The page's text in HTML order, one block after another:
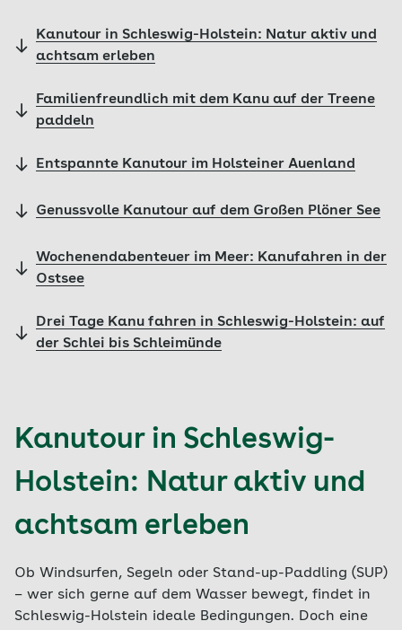
Kanutour in Schleswig-Holstein: Natur aktiv und
achtsam erleben
Familienfreundlich mit dem Kanu auf der Treene
paddeln
Entspannte Kanutour im Holsteiner Auenland
Genussvolle Kanutour auf dem Großen Plöner See
Wochenendabenteuer im Meer: Kanufahren in der
Ostsee
Drei Tage Kanu fahren in Schleswig-Holstein: auf
der Schlei bis Schleimünde
Kanutour in Schleswig-
Holstein: Natur aktiv und
achtsam erleben
Ob Windsurfen, Segeln oder Stand-up-Paddling (SUP)
– wer sich gerne auf dem Wasser bewegt, findet in
Schleswig-Holstein ideale Bedingungen. Doch eine